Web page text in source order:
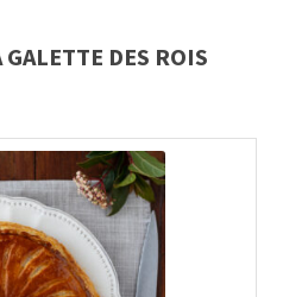
DES ROIS